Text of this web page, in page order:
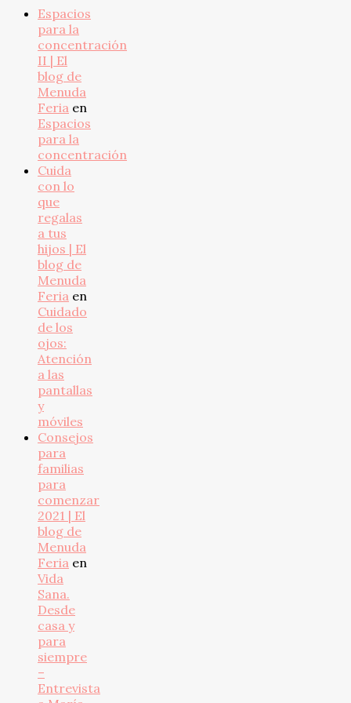
Espacios
para la
concentración
II | El
blog de
Menuda
Feria en
Espacios
para la
concentración
Cuida
con lo
que
regalas
a tus
hijos | El
blog de
Menuda
Feria en
Cuidado
de los
ojos:
Atención
a las
pantallas
y
móviles
Consejos
para
familias
para
comenzar
2021 | El
blog de
Menuda
Feria en
Vida
Sana.
Desde
casa y
para
siempre
–
Entrevista